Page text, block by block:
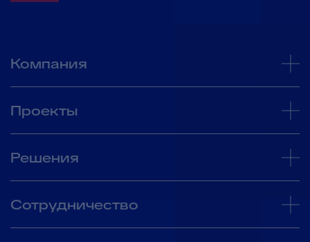
Компания
Проекты
Решения
Сотрудничество